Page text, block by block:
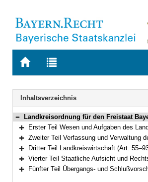
Zur
BAYERN.RECHT
Zur
letzten
Suche
Navigation
Inhaltsverzeichnis
Bereich reduzieren
Landkreisordnung für den Freistaat Bayern (Landkreisordnung – LKrO) in der Fassung der Bekanntmachung vom 22.
Bereich erweitern
Erster Teil Wesen und Aufgaben des
Bereich erweitern
Zweiter Teil Verfassung und Verwaltung des
Bereich erweitern
Dritter Teil Landkreiswirtschaft (Art.
Bereich erweitern
Vierter Teil Staatliche Aufsicht und
Fünfter Teil Übergangs- und